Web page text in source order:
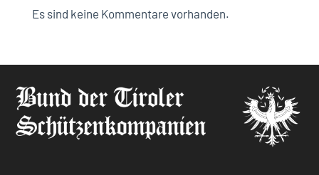
Es sind keine Kommentare vorhanden.